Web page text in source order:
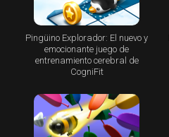
Pingüino Explorador: El nuevo y
emocionante juego de
entrenamiento cerebral de
CogniFit